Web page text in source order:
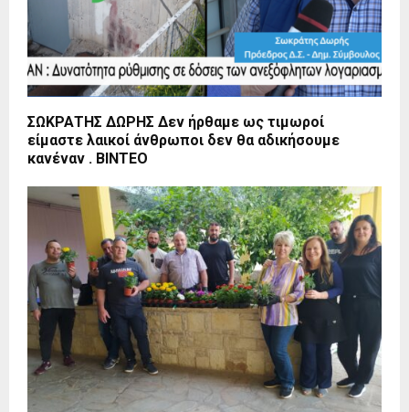
ΣΩΚΡΑΤΗΣ ΔΩΡΗΣ Δεν ήρθαμε ως τιμωροί
είμαστε λαικοί άνθρωποι δεν θα αδικήσουμε
κανέναν . ΒΙΝΤΕΟ